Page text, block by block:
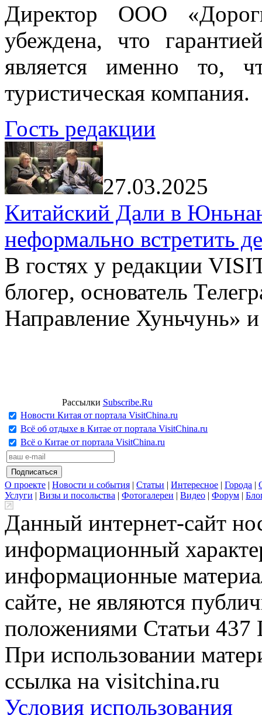
Директор ООО
убеждена, что
является именно то,
туристическая компания.
Гость редакции
27.03.2025
Китайский Дали в
неформально встретить
В гостях у редакции
блогер, основатель
Направление Хуньчунь»
Рассылки Subscribe.Ru
Новости Китая от портала VisitChina.ru
Всё об отдыхе в Китае от портала VisitChina.ru
Всё о Китае от портала VisitChina.ru
О проекте | Новости и события | Статьи | Интересное | Города |
Услуги | Визы и посольства | Фотогалереи | Видео | Форум |
Данный интернет-сайт
информационный
информационные
сайте, не являются
положениями Статьи 437
При использовании
ссылка на visitchina.ru
Условия использования